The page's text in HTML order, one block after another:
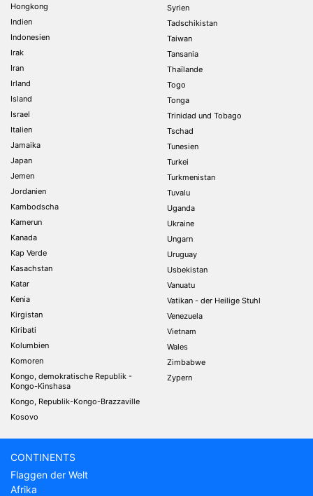
Hongkong
Indien
Indonesien
Irak
Iran
Irland
Island
Israel
Italien
Jamaika
Japan
Jemen
Jordanien
Kambodscha
Kamerun
Kanada
Kap Verde
Kasachstan
Katar
Kenia
Kirgistan
Kiribati
Kolumbien
Komoren
Kongo, demokratische Republik -
Kongo-Kinshasa
Kongo, Republik-Kongo-Brazzaville
Kosovo
Syrien
Tadschikistan
Taiwan
Tansania
Thaïlande
Togo
Tonga
Trinidad und Tobago
Tschad
Tunesien
Turkei
Turkmenistan
Tuvalu
Uganda
Ukraine
Ungarn
Uruguay
Usbekistan
Vanuatu
Vatikan - der Heilige Stuhl
Venezuela
Vietnam
Wales
Zimbabwe
Zypern
CONTINENTS
Flaggen der Welt
Afrika